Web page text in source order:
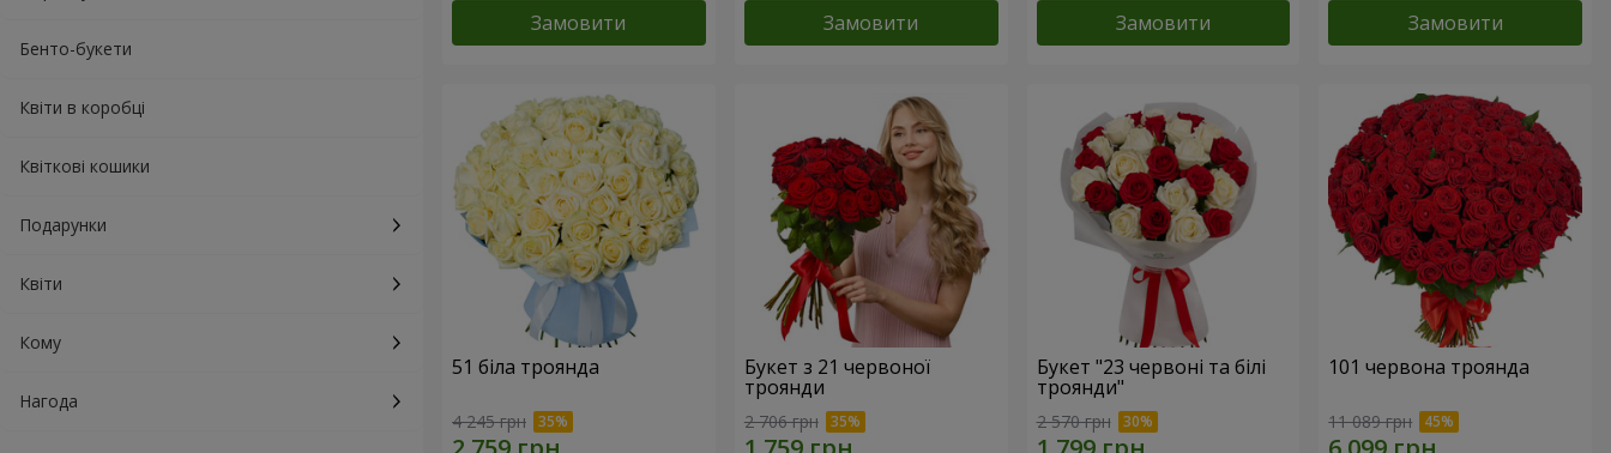
Бенто-букети
Квіти в коробці
Квіткові кошики
Подарунки
Квіти
Кому
Нагода
Замовити Замовити Замовити Замовити
51 біла троянда
4 245 грн
Букет з 21 червоної
троянди
2 706 грн
Букет "23 червоні та білі
троянди"
2 570 грн
101 червона троянда
11 089 грн